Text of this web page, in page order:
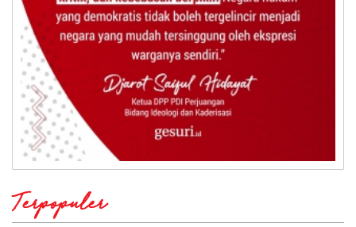
Terpopuler